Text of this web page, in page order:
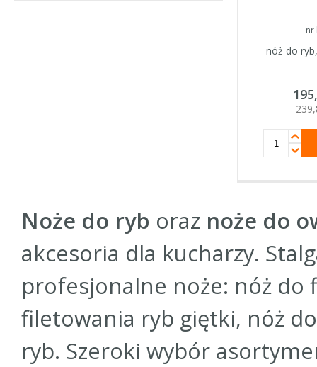
nr
nóż do
Noże do ryb oraz noże do
akcesoria dla kucharzy.
profesjonalne noże: nóż do
filetowania ryb giętki, nóż
ryb. Szeroki wybór